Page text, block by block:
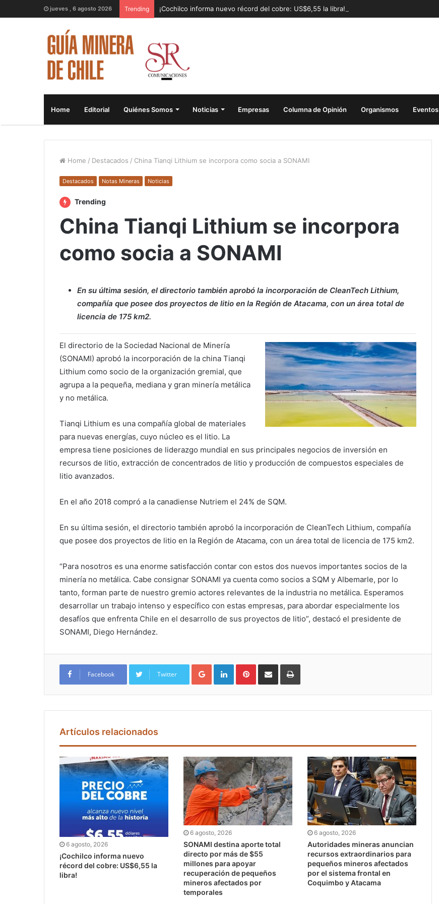
jueves , 6 agosto 2026 Trending ¡Cochilco informa nuevo récord del cobre: US$6,55 la libra!
Home Editorial Quiénes Somos Noticias Empresas Columna de Opinión Organismos Eventos
Home / Destacados / China Tianqi Lithium se incorpora como socia a SONAMI
Destacados Notas Mineras Noticias
Trending
China Tianqi Lithium se incorpora
como socia a SONAMI
En su última sesión, el directorio también aprobó la incorporación de CleanTech Lithium,
compañía que posee dos proyectos de litio en la Región de Atacama, con un área total de
licencia de 175 km2.
El directorio de la Sociedad Nacional de Minería
(SONAMI) aprobó la incorporación de la china Tianqi
Lithium como socio de la organización gremial, que
agrupa a la pequeña, mediana y gran minería metálica
y no metálica.
Tianqi Lithium es una compañía global de materiales
para nuevas energías, cuyo núcleo es el litio. La
empresa tiene posiciones de liderazgo mundial en sus principales negocios de inversión en
recursos de litio, extracción de concentrados de litio y producción de compuestos especiales de
litio avanzados.
En el año 2018 compró a la canadiense Nutriem el 24% de SQM.
En su última sesión, el directorio también aprobó la incorporación de CleanTech Lithium, compañía
que posee dos proyectos de litio en la Región de Atacama, con un área total de licencia de 175 km2.
“Para nosotros es una enorme satisfacción contar con estos dos nuevos importantes socios de la
minería no metálica. Cabe consignar SONAMI ya cuenta como socios a SQM y Albemarle, por lo
tanto, forman parte de nuestro gremio actores relevantes de la industria no metálica. Esperamos
desarrollar un trabajo intenso y específico con estas empresas, para abordar especialmente los
desafíos que enfrenta Chile en el desarrollo de sus proyectos de litio”, destacó el presidente de
SONAMI, Diego Hernández.
Facebook Twitter
Google+ LinkedIn Pinterest
Artículos relacionados
6 agosto, 2026
¡Cochilco informa nuevo
récord del cobre: US$6,55 la
libra!
6 agosto, 2026
SONAMI destina aporte total
directo por más de $55
millones para apoyar
recuperación de pequeños
mineros afectados por
temporales
6 agosto, 2026
Autoridades mineras anuncian
recursos extraordinarios para
pequeños mineros afectados
por el sistema frontal en
Coquimbo y Atacama